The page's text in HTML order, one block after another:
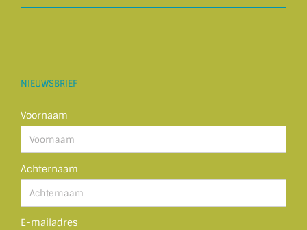
NIEUWSBRIEF
Voornaam
Achternaam
E-mailadres